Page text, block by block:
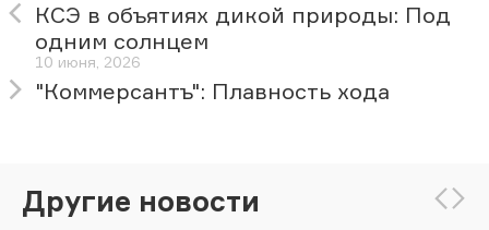
КСЭ в объятиях дикой природы: Под
одним солнцем
10 июня, 2026
"Коммерсантъ": Плавность хода
Другие новости